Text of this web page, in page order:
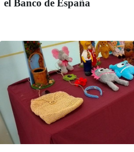
el Banco de España